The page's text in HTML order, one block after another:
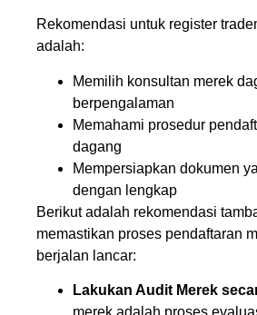
Rekomendasi untuk register
adalah:
Memilih konsultan merek
berpengalaman
Memahami prosedur
dagang
Mempersiapkan dokumen
dengan lengkap
Berikut adalah rekomendasi
memastikan proses pendaftaran
berjalan lancar:
Lakukan Audit Merek
merek adalah proses